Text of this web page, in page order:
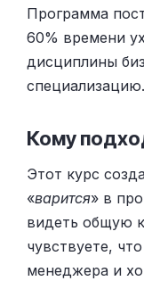
Программа
60% времени
дисциплины
специализацию.
Кому
Этот курс
«варится» в
видеть общую
чувствуете,
менеджера и